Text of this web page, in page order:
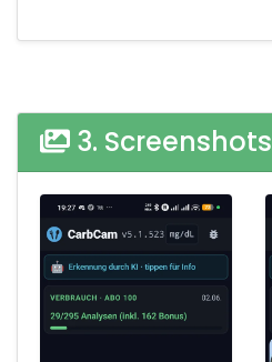
3. Screenshots